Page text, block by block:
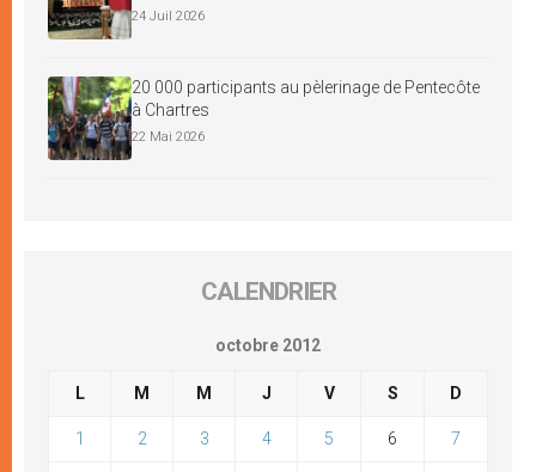
24 Juil 2026
20 000 participants au pèlerinage de Pentecôte
à Chartres
22 Mai 2026
CALENDRIER
octobre 2012
L M M J V S D
1 2 3 4 5 6 7